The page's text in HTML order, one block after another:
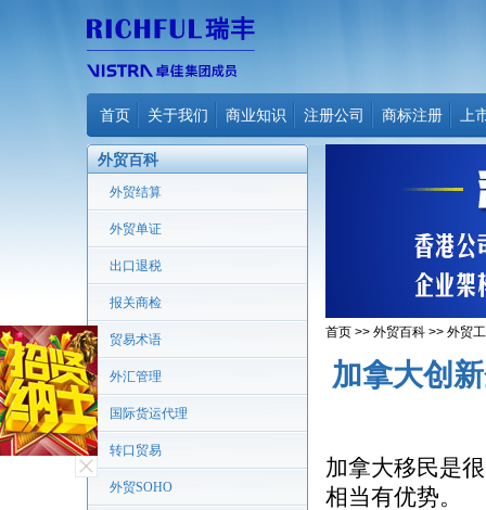
首页 关于我们 商业知识 注册公司 商标注册 上
外贸百科
外贸结算
外贸单证
出口退税
报关商检
贸易术语
外汇管理
国际货运代理
转口贸易
外贸SOHO
首页 >> 外贸百科 >> 外贸
加拿大创
加拿大移民是
相当有优势。